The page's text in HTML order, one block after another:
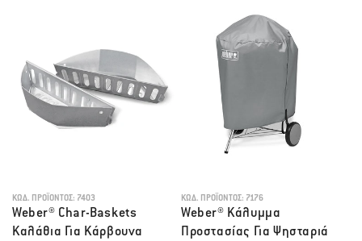
ΚΩΔ. ΠΡΟΪΌΝΤΟΣ: 7403
Weber® Char-Baskets
Καλάθια Για Κάρβουνα
ΚΩΔ. ΠΡΟΪΌΝΤΟΣ: 7176
Weber® Κάλυμμα
Προστασίας Για Ψησταριά